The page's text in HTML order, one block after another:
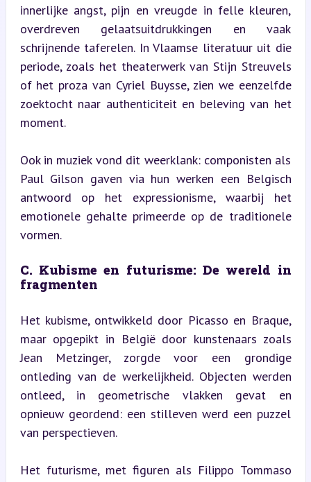
innerlijke angst, pijn en vreugde in felle kleuren,
overdreven gelaatsuitdrukkingen en vaak
schrijnende taferelen. In Vlaamse literatuur uit die
periode, zoals het theaterwerk van Stijn Streuvels
of het proza van Cyriel Buysse, zien we eenzelfde
zoektocht naar authenticiteit en beleving van het
moment.
Ook in muziek vond dit weerklank: componisten als
Paul Gilson gaven via hun werken een Belgisch
antwoord op het expressionisme, waarbij het
emotionele gehalte primeerde op de traditionele
vormen.
C. Kubisme en futurisme: De wereld in
fragmenten
Het kubisme, ontwikkeld door Picasso en Braque,
maar opgepikt in België door kunstenaars zoals
Jean Metzinger, zorgde voor een grondige
ontleding van de werkelijkheid. Objecten werden
ontleed, in geometrische vlakken gevat en
opnieuw geordend: een stilleven werd een puzzel
van perspectieven.
Het futurisme, met figuren als Filippo Tommaso